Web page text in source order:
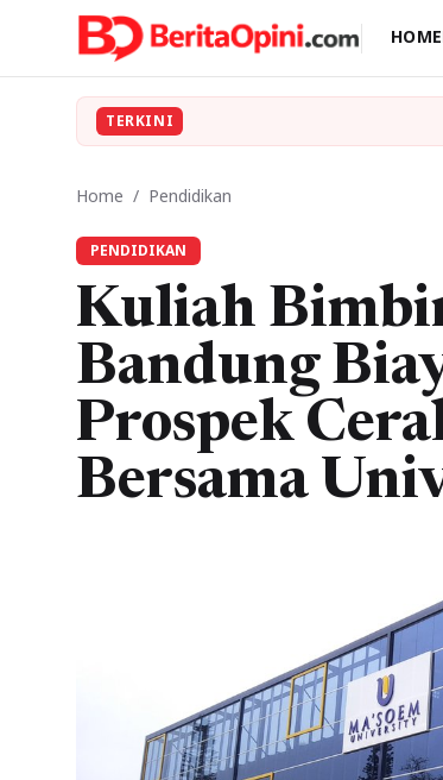
HOME
TERKINI
Home / Pendidikan
PENDIDIKAN
Kuliah
Bandung
Prospek
Bersama